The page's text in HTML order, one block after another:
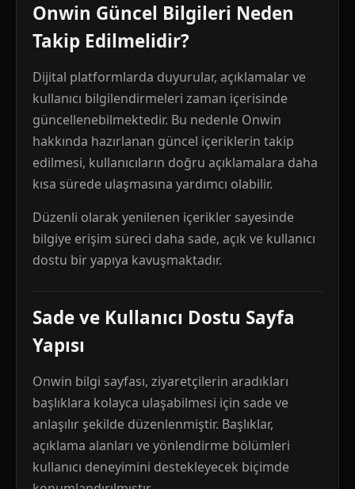
Onwin Güncel Bilgileri Neden
Takip Edilmelidir?
Dijital platformlarda duyurular, açıklamalar ve
kullanıcı bilgilendirmeleri zaman içerisinde
güncellenebilmektedir. Bu nedenle Onwin
hakkında hazırlanan güncel içeriklerin takip
edilmesi, kullanıcıların doğru açıklamalara daha
kısa sürede ulaşmasına yardımcı olabilir.
Düzenli olarak yenilenen içerikler sayesinde
bilgiye erişim süreci daha sade, açık ve kullanıcı
dostu bir yapıya kavuşmaktadır.
Sade ve Kullanıcı Dostu Sayfa
Yapısı
Onwin bilgi sayfası, ziyaretçilerin aradıkları
başlıklara kolayca ulaşabilmesi için sade ve
anlaşılır şekilde düzenlenmiştir. Başlıklar,
açıklama alanları ve yönlendirme bölümleri
kullanıcı deneyimini destekleyecek biçimde